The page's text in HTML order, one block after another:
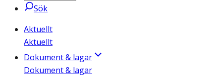
Sök
Aktuellt
Aktuellt
Dokument & lagar
Dokument & lagar